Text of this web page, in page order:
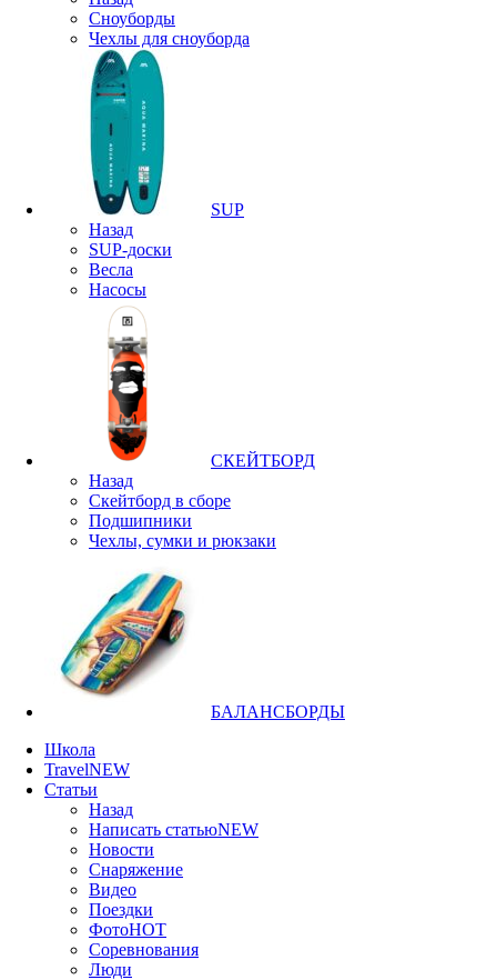
Сноуборды
Чехлы для сноуборда
SUP
Назад
SUP-доски
Весла
Насосы
СКЕЙТБОРД
Назад
Скейтборд в сборе
Подшипники
Чехлы, сумки и рюкзаки
БАЛАНСБОРДЫ
Школа
TravelNEW
Статьи
Назад
Написать статьюNEW
Новости
Снаряжение
Видео
Поездки
ФотоHOT
Соревнования
Люди